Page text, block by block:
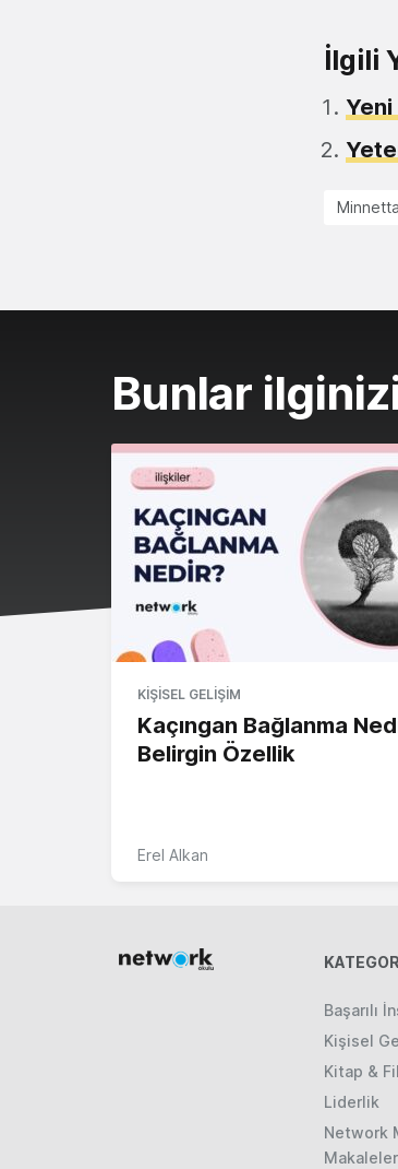
İlgili
Yeni
Bunlar
KIŞISEL GELIŞIM
Kaçıngan Bağlanma
Belirgin Özellik
Erel Alkan
Başarılı
Kişisel
Kitap &
Liderlik
Network